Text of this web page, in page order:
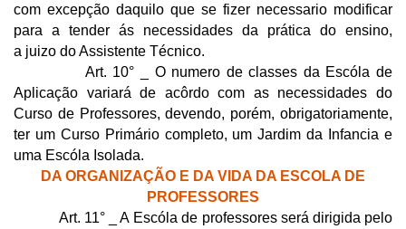
com excepção daquilo que se fizer necessario modificar
para a tender ás necessidades da prática do ensino,
a juizo do Assistente Técnico.
Art. 10° _ O numero de classes da Escóla de
Aplicação variará de acôrdo com as necessidades do
Curso de Professores, devendo, porém, obrigatoriamente,
ter um Curso Primário completo, um Jardim da Infancia e
uma Escóla Isolada.
DA ORGANIZAÇÃO E DA VIDA DA ESCOLA DE
PROFESSORES
Art. 11° _ A Escóla de professores será dirigida pelo